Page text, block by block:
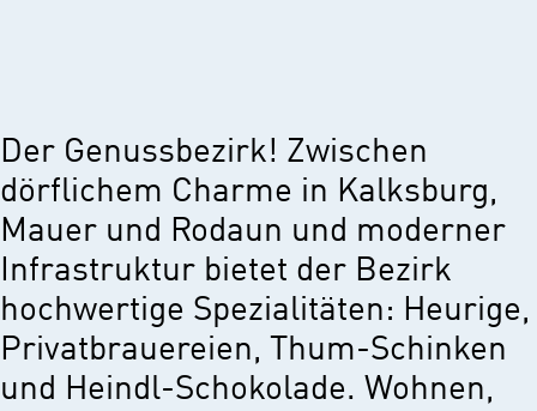
Der Genussbezirk! Zwischen
dörflichem Charme in Kalksburg,
Mauer und Rodaun und moderner
Infrastruktur bietet der Bezirk
hochwertige Spezialitäten: Heurige,
Privatbrauereien, Thum-Schinken
und Heindl-Schokolade. Wohnen,